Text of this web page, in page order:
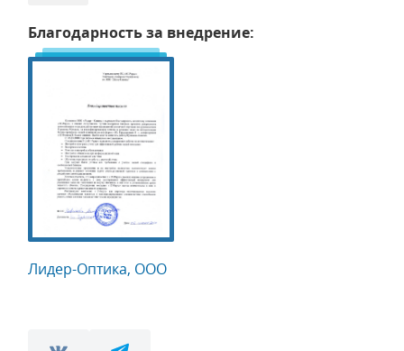
Благодарность за внедрение:
Лидер-Оптика, ООО